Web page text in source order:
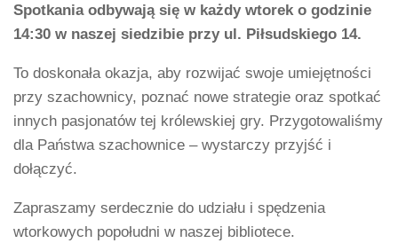
Spotkania odbywają się w każdy wtorek o godzinie
14:30 w naszej siedzibie przy ul. Piłsudskiego 14.
To doskonała okazja, aby rozwijać swoje umiejętności
przy szachownicy, poznać nowe strategie oraz spotkać
innych pasjonatów tej królewskiej gry. Przygotowaliśmy
dla Państwa szachownice – wystarczy przyjść i
dołączyć.
Zapraszamy serdecznie do udziału i spędzenia
wtorkowych popołudni w naszej bibliotece.